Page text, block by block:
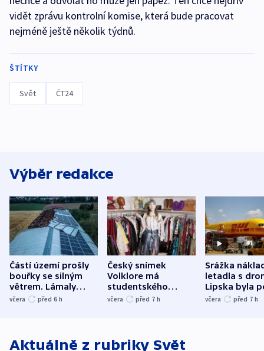
vidět zprávu kontrolní komise, která bude pracovat
nejméně ještě několik týdnů.
ŠTÍTKY
Svět ČT24
Výběr redakce
Částí území prošly
bouřky se silným
větrem. Lámaly
stromy a poničily
včera před 6 h
Český snímek
Volklore má
studentského
Oscara, zabojuje o
včera před 7 h
Srážka
letadla s
Lipska byla
německého
včera před 7 h
Aktuálně z rubriky Svět